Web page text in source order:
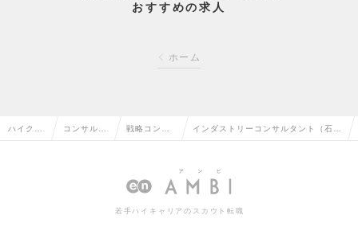
おすすめの求人
ホーム
ハイクラ コンサルタ 戦略コンサ
転職
インダストリーコンサルタント（石
人情報
若手ハイキャリアのスカウト転職